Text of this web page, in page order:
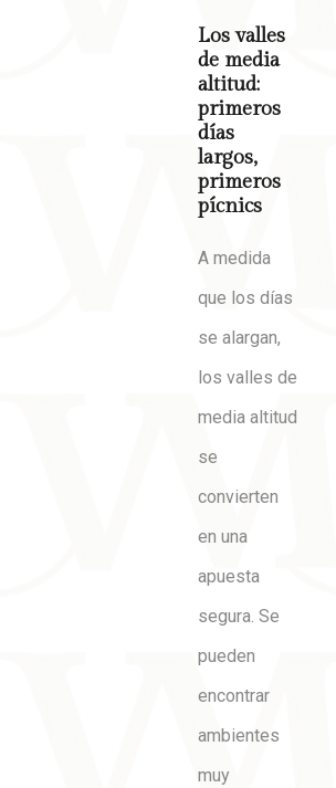
Los valles
de media
altitud:
primeros
días
largos,
primeros
pícnics
A medida
que los días
se alargan,
los valles de
media altitud
se
convierten
en una
apuesta
segura. Se
pueden
encontrar
ambientes
muy